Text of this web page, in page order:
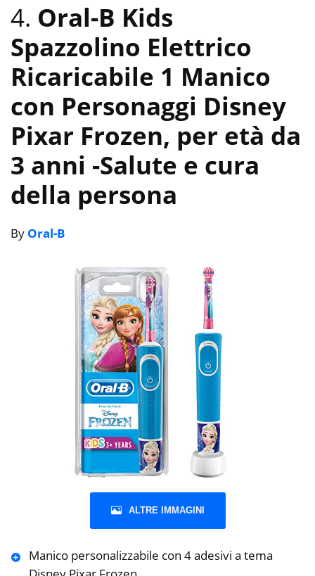
4. Oral-B Kids
Spazzolino Elettrico
Ricaricabile 1 Manico
con Personaggi Disney
Pixar Frozen, per età da
3 anni -Salute e cura
della persona
By Oral-B
ALTRE IMMAGINI
Manico personalizzabile con 4 adesivi a tema